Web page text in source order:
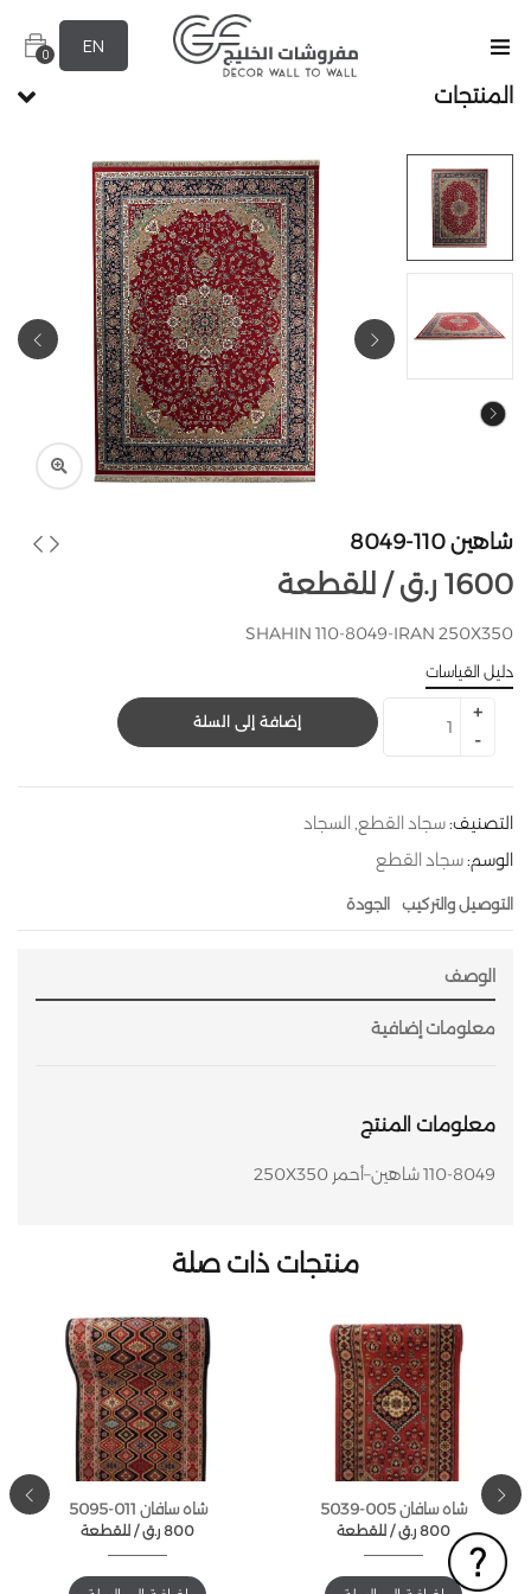
EN
0
المنتجات
شاهين 110-8049
للقطعة / 1600 ر.ق
SHAHIN 110-8049-IRAN 250X350
دليل القياسات
إضافة إلى السلة
التصنيف:سجاد القطع السجاد
الوسم:سجاد القطع
التوصيل والتركيب الجودة
الوصف
معلومات إضافية
معلومات المنتج
110-8049 شاهين–أحمر 250X350
منتجات ذات صلة
شاه سافان 005-5039
للقطعة / 800 ر.ق
شاه سافان 011-5095
للقطعة / 800 ر.ق